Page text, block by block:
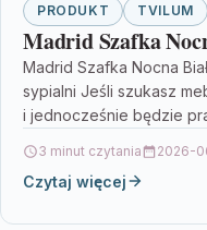
PRODUKT TVILUM
Madrid Szafka
Madrid Szafka Nocna
sypialni Jeśli szukasz
i jednocześnie będzie
3 minut czytania 2026-
Czytaj więcej